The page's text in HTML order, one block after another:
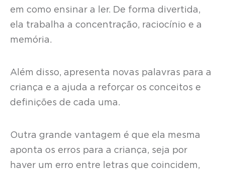
em como ensinar a ler. De forma divertida,
ela trabalha a concentração, raciocínio e a
memória.
Além disso, apresenta novas palavras para a
criança e a ajuda a reforçar os conceitos e
definições de cada uma.
Outra grande vantagem é que ela mesma
aponta os erros para a criança, seja por
haver um erro entre letras que coincidem,